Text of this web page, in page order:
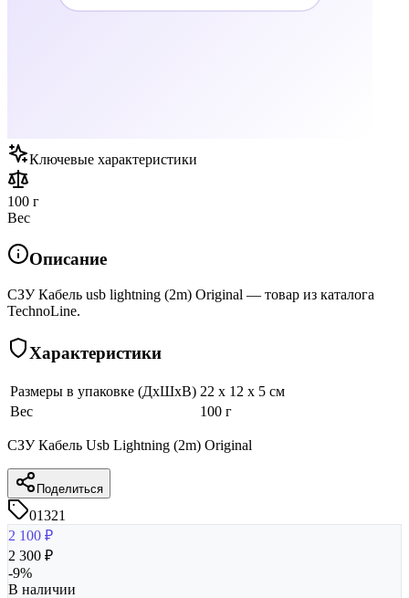
Ключевые характеристики
100 г
Вес
Описание
СЗУ Кабель usb lightning (2m) Original — товар из каталога
TechnoLine.
Характеристики
Размеры в упаковке (ДхШхВ) 22 x 12 x 5 см
Вес
100 г
СЗУ Кабель Usb Lightning (2m) Original
Поделиться
01321
2 100 ₽
2 300 ₽
-9%
В наличии